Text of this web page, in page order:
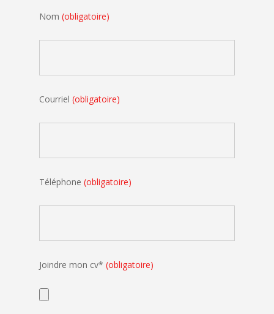
Nom(obligatoire)
Courriel(obligatoire)
Téléphone(obligatoire)
Joindre mon cv*(obligatoire)